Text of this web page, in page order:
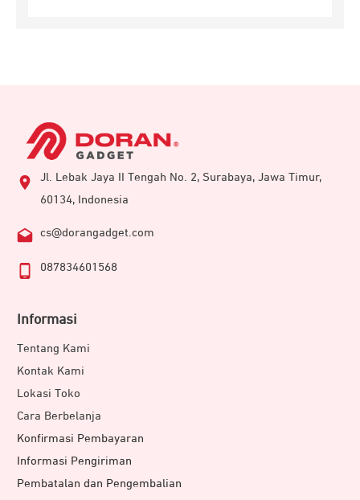
Jl. Lebak Jaya II Tengah No. 2, Surabaya, Jawa Timur,
60134, Indonesia
cs@dorangadget.com
087834601568
Informasi
Tentang Kami
Kontak Kami
Lokasi Toko
Cara Berbelanja
Konfirmasi Pembayaran
Informasi Pengiriman
Pembatalan dan Pengembalian